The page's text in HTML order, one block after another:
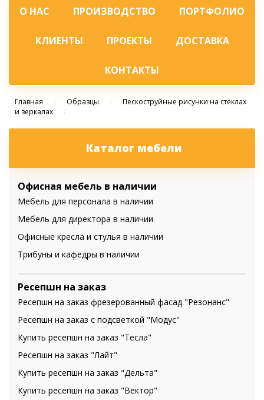
О НАС ПРОИЗВОДСТВО ПОРТФОЛИО
КЛИЕНТЫ ПРОЕКТЫ ДОСТАВКА
КОНТАКТЫ
Главная / Образцы /
Пескоструйные рисунки на стеклах
и зеркалах
/
Каталог мебели
Офисная мебель в наличии
Мебель для персонала в наличии
Мебель для директора в наличии
Офисные кресла и стулья в наличии
Трибуны и кафедры в наличии
Ресепшн на заказ
Ресепшн на заказ фрезерованный фасад "Резонанс"
Ресепшн на заказ с подсветкой "Модус"
Купить ресепшн на заказ "Тесла"
Ресепшн на заказ "Лайт"
Купить ресепшн на заказ "Дельта"
Купить ресепшн на заказ "Вектор"